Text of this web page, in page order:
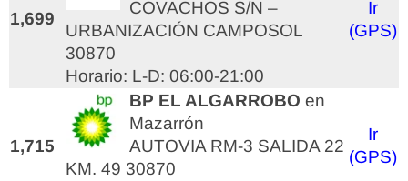
1,699
COVACHOS S/N –
URBANIZACIÓN CAMPOSOL
30870
Horario: L-D: 06:00-21:00
Ir
(GPS)
1,715
BP EL ALGARROBO en
Mazarrón
AUTOVIA RM-3 SALIDA 22
KM. 49 30870
Ir
(GPS)